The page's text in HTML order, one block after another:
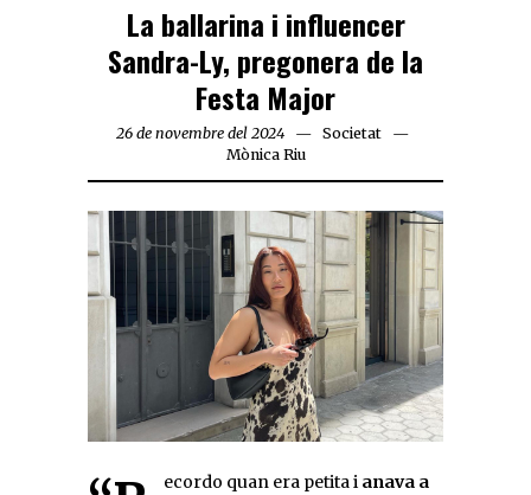
La ballarina i influencer
Sandra-Ly, pregonera de la
Festa Major
26 de novembre del 2024
Societat
Mònica Riu
“Recordo quan era petita i anava a